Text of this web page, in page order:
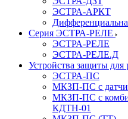
ЭСТРА-АРКТ
Серия ЭСТРА-РЕЛЕ
ЭСТРА-РЕЛЕ
ЭСТРА-РЕЛЕ.Д
Устройства защиты для
ЭСТРА-ПС
МКЗП-ПС с
МКЗП-ПС с
КДТН-01